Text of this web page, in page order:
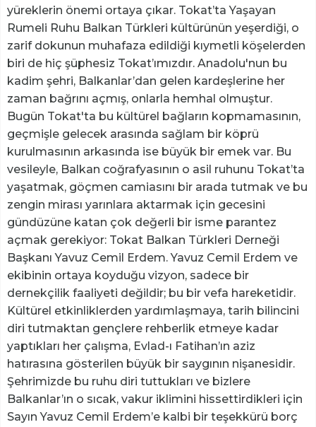
yüreklerin önemi ortaya çıkar. ​Tokat’ta Yaşayan
Rumeli Ruhu ​Balkan Türkleri kültürünün yeşerdiği, o
zarif dokunun muhafaza edildiği kıymetli köşelerden
biri de hiç şüphesiz Tokat’ımızdır. Anadolu'nun bu
kadim şehri, Balkanlar’dan gelen kardeşlerine her
zaman bağrını açmış, onlarla hemhal olmuştur.
Bugün Tokat'ta bu kültürel bağların kopmamasının,
geçmişle gelecek arasında sağlam bir köprü
kurulmasının arkasında ise büyük bir emek var. ​Bu
vesileyle, Balkan coğrafyasının o asil ruhunu Tokat’ta
yaşatmak, göçmen camiasını bir arada tutmak ve bu
zengin mirası yarınlara aktarmak için gecesini
gündüzüne katan çok değerli bir isme parantez
açmak gerekiyor: Tokat Balkan Türkleri Derneği
Başkanı Yavuz Cemil Erdem. Yavuz Cemil Erdem ve
ekibinin ortaya koyduğu vizyon, sadece bir
dernekçilik faaliyeti değildir; bu bir vefa hareketidir.
Kültürel etkinliklerden yardımlaşmaya, tarih bilincini
diri tutmaktan gençlere rehberlik etmeye kadar
yaptıkları her çalışma, Evlad-ı Fatihan’ın aziz
hatırasına gösterilen büyük bir saygının nişanesidir.
Şehrimizde bu ruhu diri tuttukları ve bizlere
Balkanlar’ın o sıcak, vakur iklimini hissettirdikleri için
Sayın Yavuz Cemil Erdem’e kalbi bir teşekkürü borç